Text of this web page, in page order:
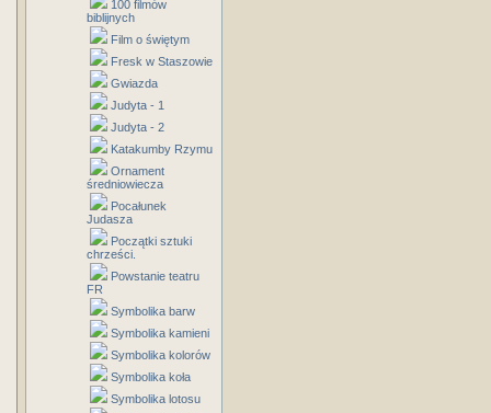
100 filmów
biblijnych
Film o świętym
Fresk w Staszowie
Gwiazda
Judyta - 1
Judyta - 2
Katakumby Rzymu
Ornament
średniowiecza
Pocałunek
Judasza
Początki sztuki
chrześci.
Powstanie teatru
FR
Symbolika barw
Symbolika kamieni
Symbolika kolorów
Symbolika koła
Symbolika lotosu